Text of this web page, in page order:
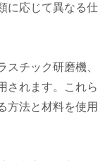
に応じて異なる仕
チック研磨機、
されます。これら
方法と材料を使用